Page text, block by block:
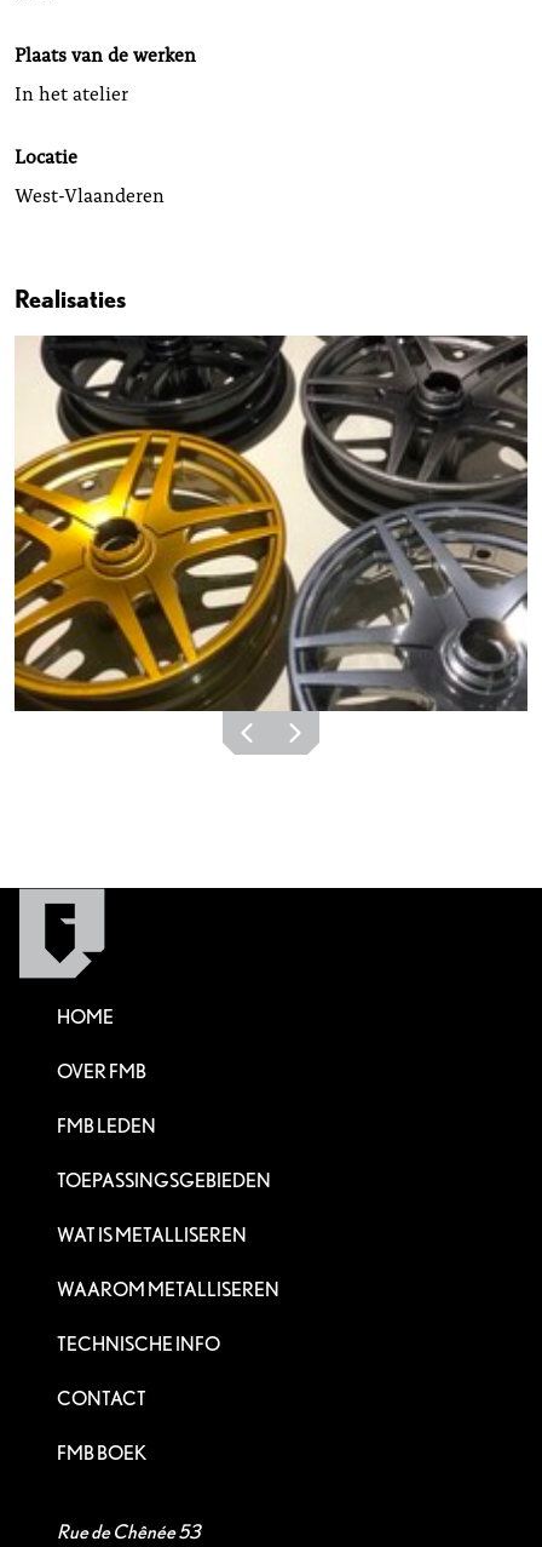
Plaats van de werken
In het atelier
Locatie
West-Vlaanderen
Realisaties
HOME
OVER FMB
FMB LEDEN
TOEPASSINGSGEBIEDEN
WAT IS METALLISEREN
WAAROM METALLISEREN
TECHNISCHE INFO
CONTACT
FMB BOEK
Rue de Chênée 53